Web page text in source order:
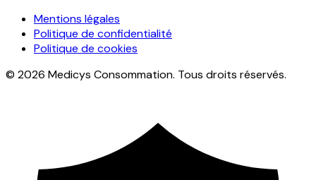
Mentions légales
Politique de confidentialité
Politique de cookies
© 2026 Medicys Consommation. Tous droits réservés.